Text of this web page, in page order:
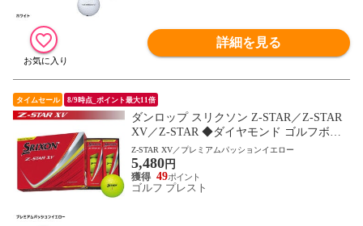
詳細を見る
タイムセール 8/9時点_ポイント最大11倍
ダンロップ スリクソン Z-STAR／Z-STAR
XV／Z-STAR ◆ダイヤモンド ゴルフボー
ル 1ダース（12球） 2025年モデル DUNLO
P 日本正規品
Z-STAR XV／プレミアムパッションイエロー
5,480円
49
ゴルフ プレスト